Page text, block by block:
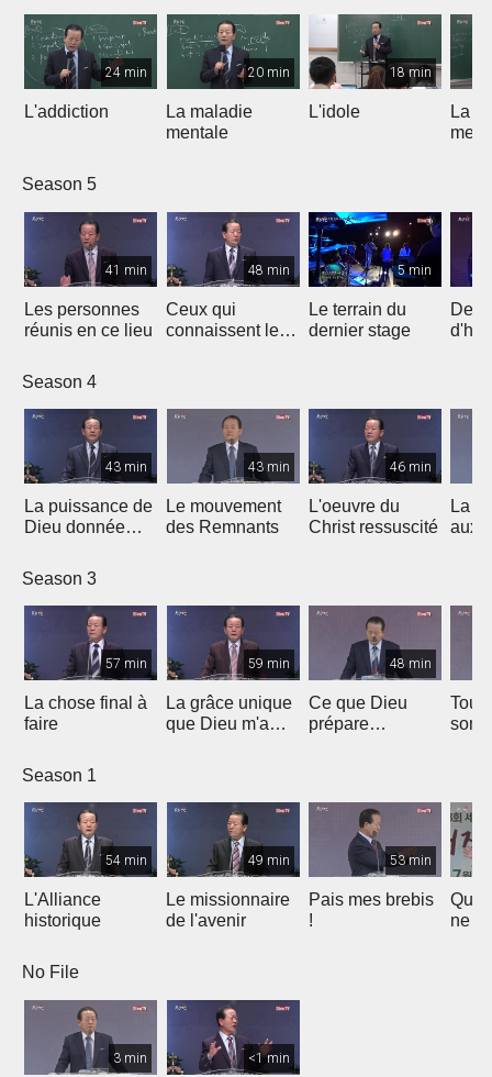
24 min
L'addiction
20 min
La maladie
mentale
18 min
L'idole
La
Season 5
41 min
Les personnes
réunis en ce lieu
48 min
Ceux qui
connaissent leur
5 min
Le terrain du
dernier stage
Des
Season 4
43 min
La puissance de
Dieu donnée
43 min
Le mouvement
des Remnants
46 min
L'oeuvre du
Christ ressuscité
La
aux
Season 3
57 min
La chose final à
faire
59 min
La grâce unique
que Dieu m'a
48 min
Ce que Dieu
prépare
sont
Season 1
54 min
L'Alliance
historique
49 min
Le missionnaire
de l'avenir
53 min
Pais mes brebis
!
Que
ne
No File
3 min <1 min